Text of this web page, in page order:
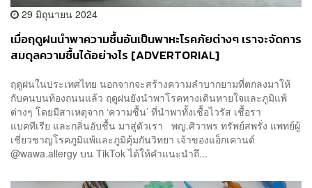
29 มิถุนายน 2024
เมื่อฤดูฝนนำพาความชื้นอันเป็นพาหะโรคภัยต่างๆ เราจะจัดการ
สมดุลความชื้นได้อย่างไร [ADVERTORIAL]
ฤดูฝนในประเทศไทย นอกจากจะสร้างความลำบากยามที่ตกลงมาให้
กับคนบนท้องถนนแล้ว ฤดูฝนยังนำพาโรคทางเดินหายใจและภูมิแพ้
ต่างๆ โดยมีสาเหตุจาก ‘ความชื้น’ ที่นำพาทั้งเชื้อไวรัส เชื้อรา
แบคทีเรีย และกลิ่นอับชื้น มาสู่ตัวเรา พญ.ศิวาพร ทรัพย์สพรั่ง แพทย์ผู้
เชี่ยวชาญโรคภูมิแพ้และภูมิคุ้มกันวิทยา เจ้าของแอ็กเคานต์
@wawa.allergy บน TikTok ได้ให้คำแนะนำถึ...